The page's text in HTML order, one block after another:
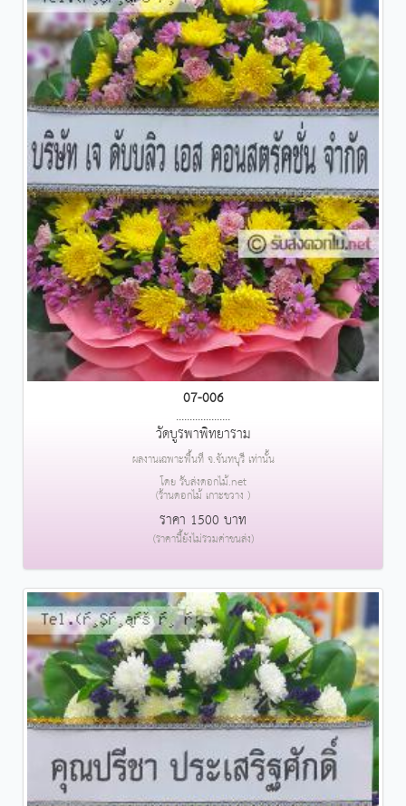
07-006
....................
วัดบูรพาพิทยาราม
ผลงานเฉพาะพื้นที่ จ.จันทบุรี เท่านั้น
โดย รับส่งดอกไม้.net
(ร้านดอกไม้ เกาะขวาง )
ราคา 1500 บาท
(ราคานี้ยังไม่รวมค่าขนส่ง)